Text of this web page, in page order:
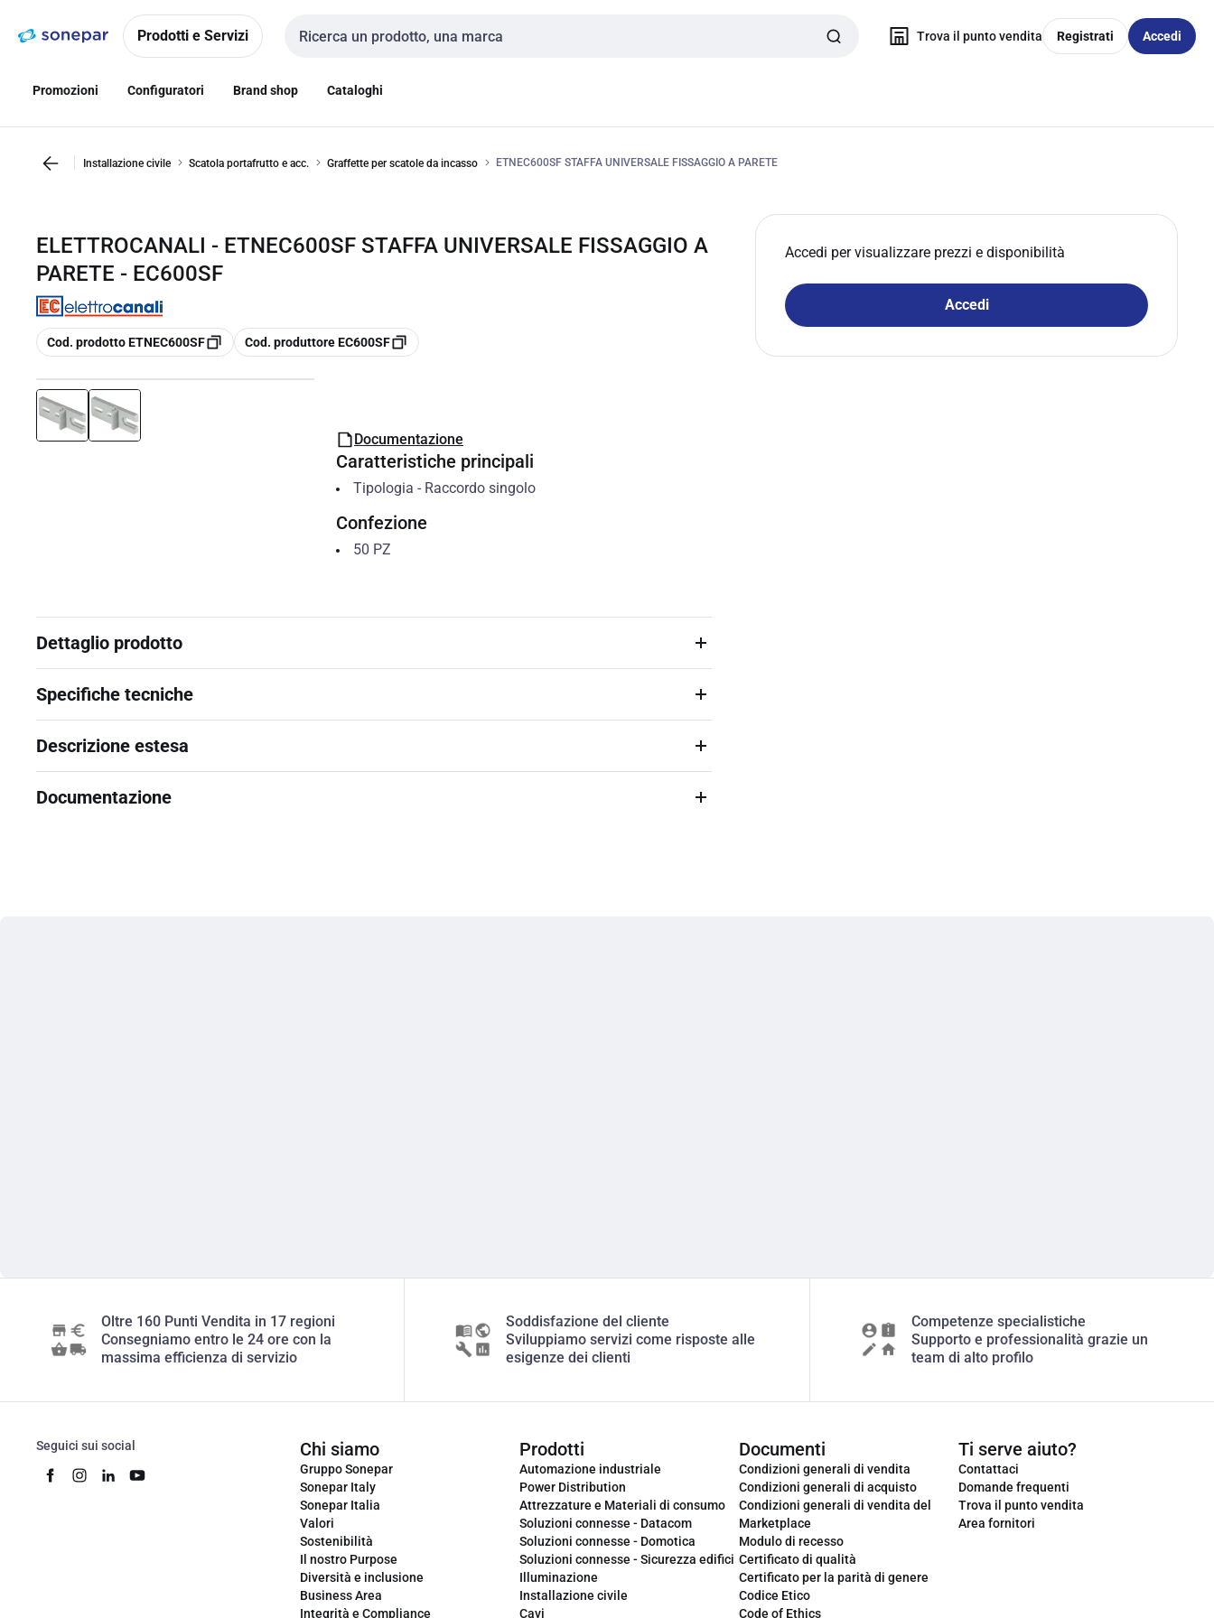
navigazionealla
Prodotti e Servizi
Cerca input
Trova il punto vendita Registrati Accedi
Promozioni Configuratori Brand shop Cataloghi
Installazione civile Scatola portafrutto e acc. Graffette per scatole da incasso ETNEC600SF STAFFA UNIVERSALE FISSAGGIO A PARETE
ELETTROCANALI - ETNEC600SF STAFFA UNIVERSALE FISSAGGIO A
PARETE - EC600SF
copia
Cod. prodotto ETNEC600SF copia
Cod. produttore EC600SF
Accedi per visualizzare prezzi e disponibilità
Accedi
Documentazione
Caratteristiche principali
Tipologia - Raccordo singolo
Confezione
50 PZ
Dettaglio prodotto
Specifiche tecniche
Descrizione estesa
Documentazione
Oltre 160 Punti Vendita in 17 regioni
Consegniamo entro le 24 ore con la
massima efficienza di servizio
Soddisfazione del cliente
Sviluppiamo servizi come risposte alle
esigenze dei clienti
Competenze specialistiche
Supporto e professionalità grazie un
team di alto profilo
Seguici sui social Chi siamo
Gruppo Sonepar
Sonepar Italy
Sonepar Italia
Valori
Sostenibilità
Il nostro Purpose
Diversità e inclusione
Business Area
Integrità e Compliance
Prodotti
Automazione industriale
Power Distribution
Attrezzature e Materiali di consumo
Soluzioni connesse - Datacom
Soluzioni connesse - Domotica
Soluzioni connesse - Sicurezza edifici
Illuminazione
Installazione civile
Cavi
Documenti
Condizioni generali di vendita
Condizioni generali di acquisto
Condizioni generali di vendita del
Marketplace
Modulo di recesso
Certificato di qualità
Certificato per la parità di genere
Codice Etico
Code of Ethics
Ti serve aiuto?
Contattaci
Domande frequenti
Trova il punto vendita
Area fornitori